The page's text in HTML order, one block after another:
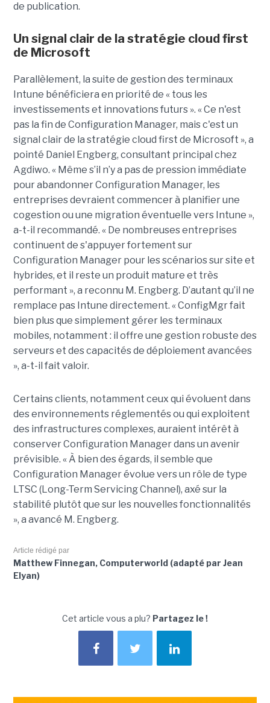
de publication.
Un signal clair de la stratégie cloud first
de Microsoft
Parallèlement, la suite de gestion des terminaux
Intune bénéficiera en priorité de « tous les
investissements et innovations futurs ». « Ce n'est
pas la fin de Configuration Manager, mais c'est un
signal clair de la stratégie cloud first de Microsoft », a
pointé Daniel Engberg, consultant principal chez
Agdiwo. « Même s’il n’y a pas de pression immédiate
pour abandonner Configuration Manager, les
entreprises devraient commencer à planifier une
cogestion ou une migration éventuelle vers Intune »,
a-t-il recommandé. « De nombreuses entreprises
continuent de s'appuyer fortement sur
Configuration Manager pour les scénarios sur site et
hybrides, et il reste un produit mature et très
performant », a reconnu M. Engberg. D’autant qu’il ne
remplace pas Intune directement. « ConfigMgr fait
bien plus que simplement gérer les terminaux
mobiles, notamment : il offre une gestion robuste des
serveurs et des capacités de déploiement avancées
», a-t-il fait valoir.
Certains clients, notamment ceux qui évoluent dans
des environnements réglementés ou qui exploitent
des infrastructures complexes, auraient intérêt à
conserver Configuration Manager dans un avenir
prévisible. « À bien des égards, il semble que
Configuration Manager évolue vers un rôle de type
LTSC (Long-Term Servicing Channel), axé sur la
stabilité plutôt que sur les nouvelles fonctionnalités
», a avancé M. Engberg.
Article rédigé par
Matthew Finnegan, Computerworld (adapté par Jean
Elyan)
Cet article vous a plu? Partagez le !